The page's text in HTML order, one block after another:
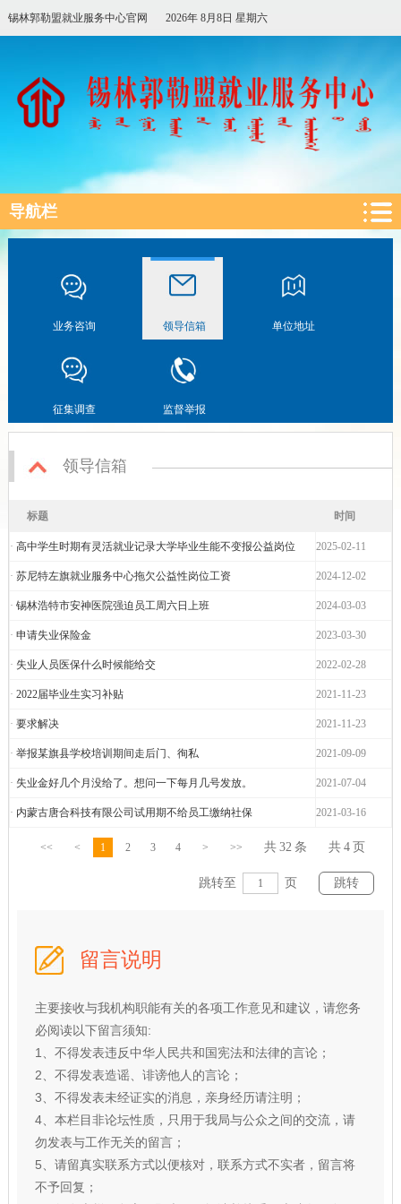
锡林郭勒盟就业服务中心官网 2026年 8月8日 星期六
导航栏
业务咨询 领导信箱 单位地址
征集调查 监督举报
领导信箱
标题 时间
· 高中学生时期有灵活就业记录大学毕业生能不变报公益岗位 2025-02-11
· 苏尼特左旗就业服务中心拖欠公益性岗位工资 2024-12-02
· 锡林浩特市安神医院强迫员工周六日上班 2024-03-03
· 申请失业保险金 2023-03-30
· 失业人员医保什么时候能给交 2022-02-28
· 2022届毕业生实习补贴 2021-11-23
· 要求解决 2021-11-23
· 举报某旗县学校培训期间走后门、徇私 2021-09-09
· 失业金好几个月没给了。想问一下每月几号发放。 2021-07-04
· 内蒙古唐合科技有限公司试用期不给员工缴纳社保 2021-03-16
<< < 1 2 3 4 > >> 共 32 条 共 4 页
跳转至 页
留言说明
主要接收与我机构职能有关的各项工作意见和建议，请您务
必阅读以下留言须知:
1、不得发表违反中华人民共和国宪法和法律的言论；
2、不得发表造谣、诽谤他人的言论；
3、不得发表未经证实的消息，亲身经历请注明；
4、本栏目非论坛性质，只用于我局与公众之间的交流，请
勿发表与工作无关的留言；
5、请留真实联系方式以便核对，联系方式不实者，留言将
不予回复；